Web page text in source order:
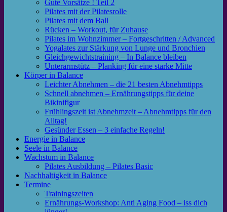
Gute Vorsätze ! Teil 2
Pilates mit der Pilatesrolle
Pilates mit dem Ball
Rücken – Workout, für Zuhause
Pilates im Wohnzimmer – Fortgeschritten / Advanced
Yogalates zur Stärkung von Lunge und Bronchien
Gleichgewichtstraining – In Balance bleiben
Unterarmstütz – Planking für eine starke Mitte
Körper in Balance
Leichter Abnehmen – die 21 besten Abnehmtipps
Schnell abnehmen – Ernährungstipps für deine
Bikinifigur
Frühlingszeit ist Abnehmzeit – Abnehmtipps für den
Alltag!
Gesünder Essen – 3 einfache Regeln!
Energie in Balance
Seele in Balance
Wachstum in Balance
Pilates Ausbildung – Pilates Basic
Nachhaltigkeit in Balance
Termine
Trainingszeiten
Ernährungs-Workshop: Anti Aging Food – iss dich